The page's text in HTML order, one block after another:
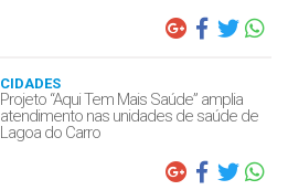
CIDADES
Projeto “Aqui Tem Mais Saúde” amplia
atendimento nas unidades de saúde de
Lagoa do Carro